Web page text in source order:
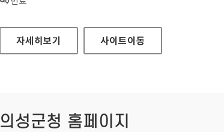
메리츠화재 다이렉트몰 홈페이지
자세히보기 사이트이동
의성군청 홈페이지